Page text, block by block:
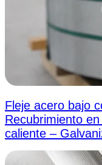
Fleje acero bajo
Recubrimiento
caliente –